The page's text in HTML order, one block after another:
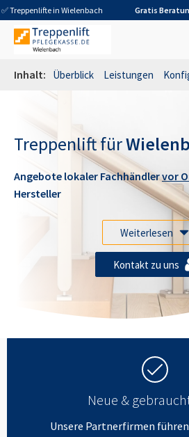
✅ Treppenlifte in Wielenbach Gratis
Inhalt: Überblick Leistungen
Treppenlift für
Angebote lokaler Fachhändlervor
Hersteller
Weiterlesen
Kontakt zu uns
Neue &
Unsere Partnerfirmen